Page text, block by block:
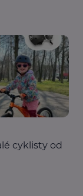
cyklisty od